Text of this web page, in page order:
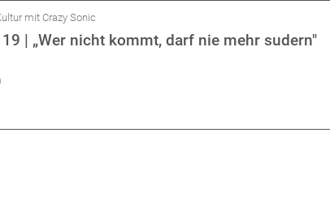
mit Crazy Sonic
| „Wer nicht kommt, darf nie mehr sudern"